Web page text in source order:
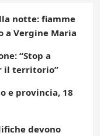
notte: fiamme
a Vergine Maria
“Stop a
il territorio”
e provincia, 18
devono